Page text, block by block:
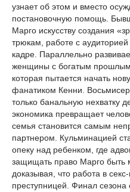
узнает об этом и вместо
постановочную помощь.
Марго искусству создания
трюкам, работе с
кадре. Параллельно
женщины с богатым
которая пытается начать
фанатиком Кенни.
только банальную нехватку
экономика превращает
семья становится самым
партнером. Кульминацией
опеку над ребенком, где
защищать право Марго быть
доказывая, что работа в
преступницей. Финал сезона